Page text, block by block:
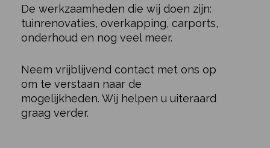
De werkzaamheden die wij doen zijn:
tuinrenovaties, overkapping, carports,
onderhoud en nog veel meer.
Neem vrijblijvend contact met ons op
om te verstaan naar de
mogelijkheden. Wij helpen u uiteraard
graag verder.